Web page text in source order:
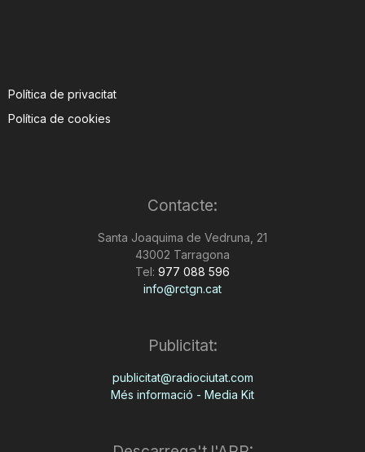
Política de privacitat
Política de cookies
Contacte:
Santa Joaquima de Vedruna, 21
43002 Tarragona
Tel: 977 088 596
info@rctgn.cat
Publicitat:
publicitat@radiociutat.com
Més informació - Media Kit